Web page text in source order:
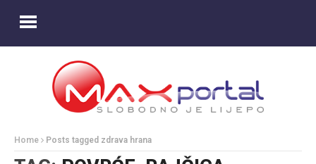
Home Posts tagged zdrava hrana